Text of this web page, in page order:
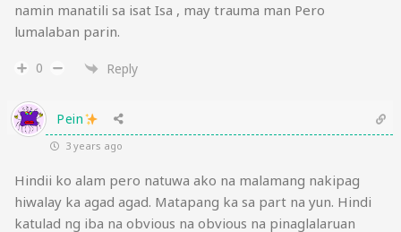
namin manatili sa isat Isa , may trauma man Pero
lumalaban parin.
0 Reply
Pein
3 years ago
Hindii ko alam pero natuwa ako na malamang nakipag
hiwalay ka agad agad. Matapang ka sa part na yun. Hindi
katulad ng iba na obvious na obvious na pinaglalaruan